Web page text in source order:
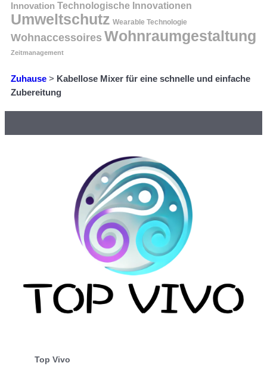
Innovation Technologische Innovationen
Umweltschutz Wearable Technologie
Wohnaccessoires Wohnraumgestaltung
Zeitmanagement
Zuhause > Kabellose Mixer für eine schnelle und einfache
Zubereitung
Top Vivo